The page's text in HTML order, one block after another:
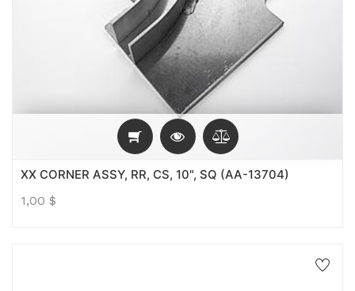
XX CORNER ASSY, RR, CS, 10", SQ (AA-13704)
1,00 $